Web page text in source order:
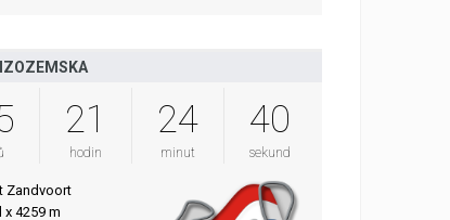
21
hodin
24
minut
39
sekund
Zandvoort
x 4259 m